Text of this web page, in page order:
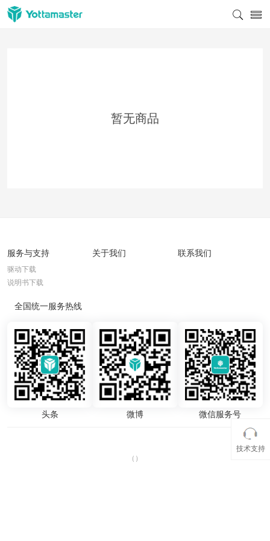
暂无商品
服务与支持
驱动下载
说明书下载
关于我们 联系我们
全国统一服务热线
头条 微博 微信服务号
（ ）
技术支持